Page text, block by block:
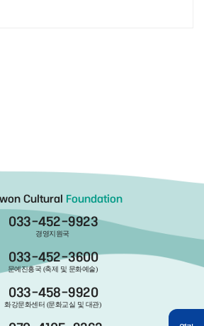
Cultural Foundation
033-452-9923
경영지원국
033-452-3600
문예진흥국 (축제 및 문화예술)
033-458-9920
화강문화센터 (문화교실 및 대관)